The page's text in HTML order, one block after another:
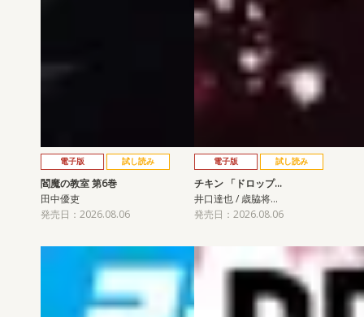
電子版 試し読み
閻魔の教室 第6巻
田中優吏
発売日：2026.08.06
電子版 試し読み
チキン 「ドロップ…
井口達也 / 歳脇将…
発売日：2026.08.06